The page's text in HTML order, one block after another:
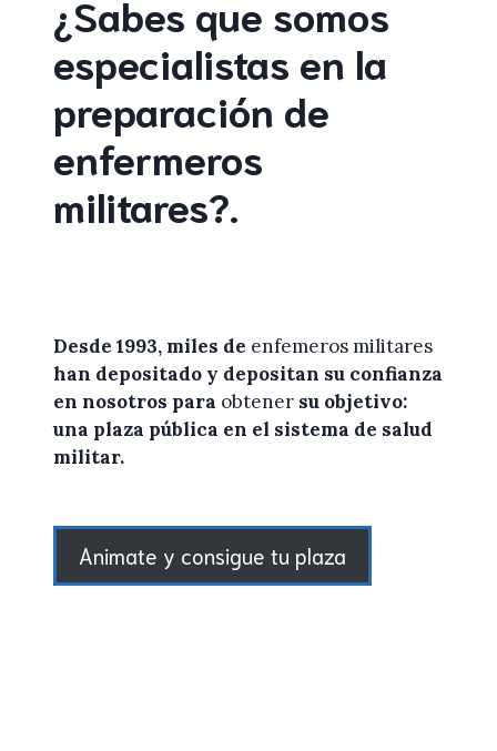
¿Sabes que somos
especialistas en la
preparación de
enfermeros
militares?.
Desde 1993, miles de enfemeros militares
han depositado y depositan su confianza
en nosotros para obtener su objetivo:
una plaza pública en el sistema de salud
militar.
Animate y consigue tu plaza